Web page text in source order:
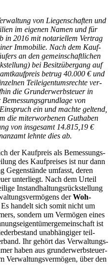
von Lie­gen­schaf­ten und
im eige­nen Namen und für
in 2016 mit nota­ri­el­lem Ver­trag
Immo­bi­lie. Nach dem Kauf­
an den gemein­schaft­li­chen
bei Besitz­über­gang auf
betrug 40.000 € und
Teil­ei­gen­tums­rech­te ver­
die Grund­er­werb­steu­er in
von
ein und mach­te gel­tend,
die mit­er­wor­be­nen Gut­ha­ben
von ins­ge­samt 14.815,19 €
lehn­te dies ab.
der Kauf­preis als Bemes­sungs­
des Kauf­prei­ses ist nur dann
Gegen­stän­de umfasst, deren
unter­liegt. Nach dem Urteil
Instand­hal­tungs­rück­stel­lung
derWoh­
han­delt sich somit nicht um
son­dern um Ver­mö­gen eines
ist
unab­hän­gi­ger teil­
Ihr gehört das Ver­wal­tungs­
haben aus grund­er­werb­steu­er­
Ver­wal­tungs­ver­mö­gen, über den